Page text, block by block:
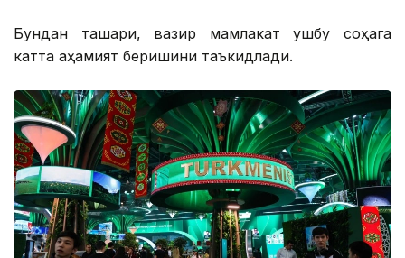
Бундан ташқари, вазир мамлакат ушбу соҳага
катта аҳамият беришини таъкидлади.